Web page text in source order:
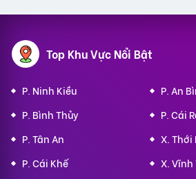
Top Khu Vực Nổi Bật
P. Ninh Kiều
P. An
P. Bình Thủy
P. Cái
P. Tân An
X. Thới
P. Cái Khế
X.